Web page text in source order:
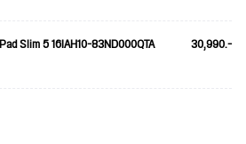
Slim 5 16IAH10-83ND000QTA 30,990.-